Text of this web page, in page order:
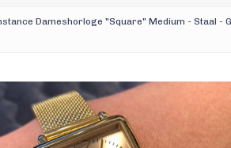
Dameshorloge "Square" Medium - Staal -